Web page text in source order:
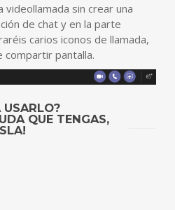
videollamada sin crear una
de chat y en la parte
carios iconos de llamada,
compartir pantalla.
USARLO?
QUE TENGAS,